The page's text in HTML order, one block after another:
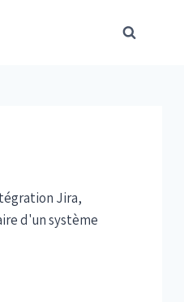
Jira,
d'un système